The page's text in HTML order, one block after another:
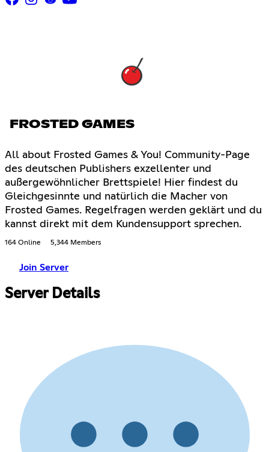
FROSTED GAMES
All about Frosted Games & You! Community-Page
des deutschen Publishers exzellenter und
außergewöhnlicher Brettspiele! Hier findest du
Gleichgesinnte und natürlich die Macher von
Frosted Games. Regelfragen werden geklärt und du
kannst direkt mit dem Kundensupport sprechen.
164 Online 5,344 Members
Join Server
Server Details